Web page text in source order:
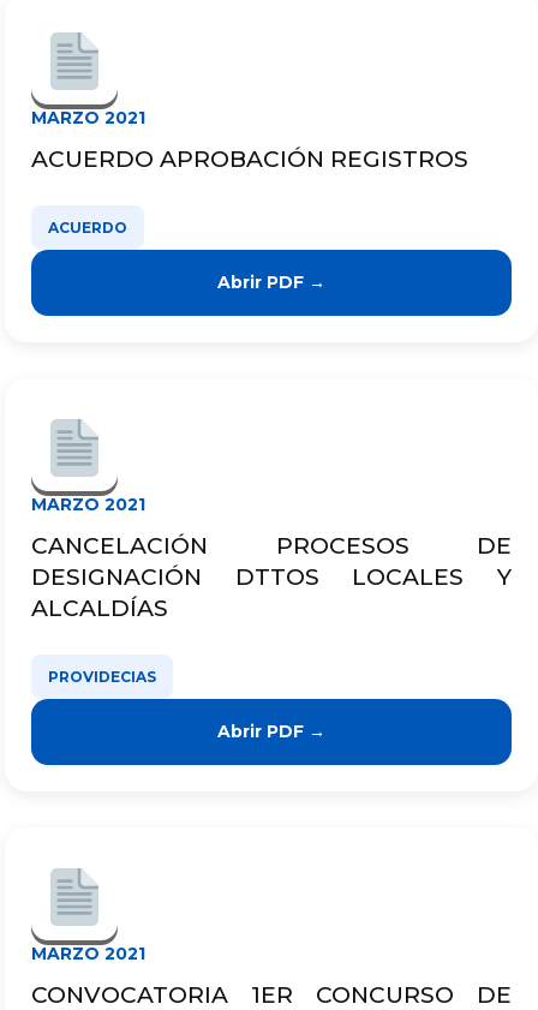
MARZO 2021
ACUERDO APROBACIÓN REGISTROS
ACUERDO
Abrir PDF →
MARZO 2021
CANCELACIÓN PROCESOS DE
DESIGNACIÓN DTTOS LOCALES Y
ALCALDÍAS
PROVIDECIAS
Abrir PDF →
MARZO 2021
CONVOCATORIA 1ER CONCURSO DE